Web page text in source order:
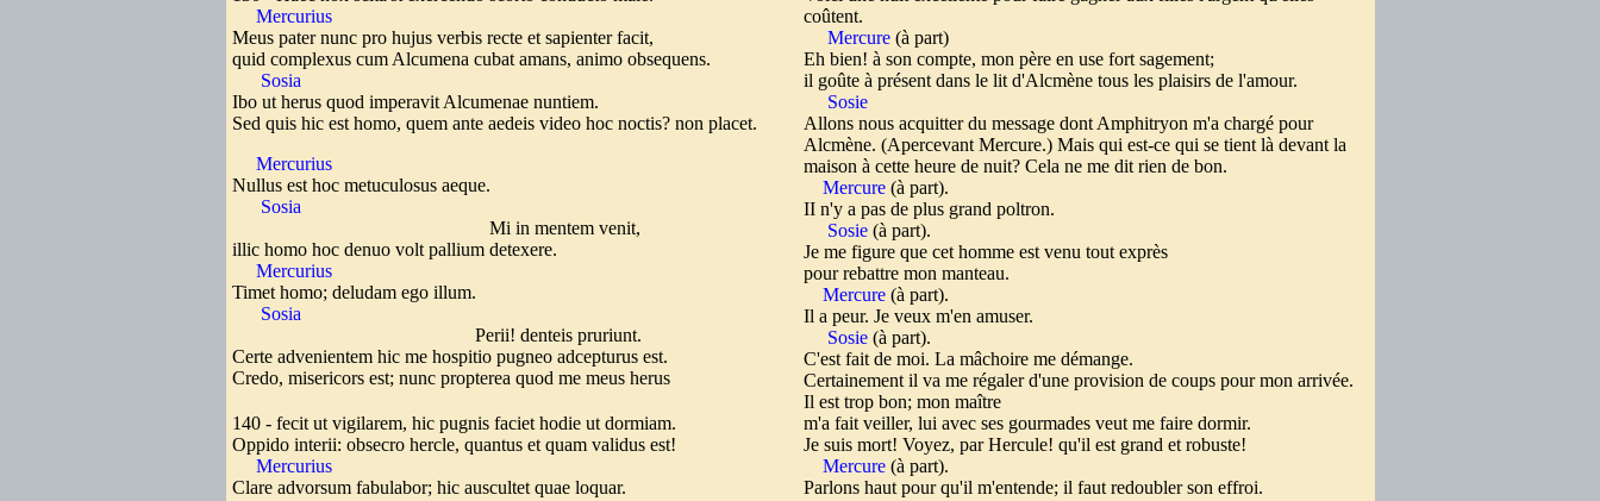
Mercurius
Meus pater nunc pro hujus verbis recte et sapienter facit,
quid complexus cum Alcumena cubat amans, animo obsequens.
Sosia
Ibo ut herus quod imperavit Alcumenae nuntiem.
Sed quis hic est homo, quem ante aedeis video hoc noctis? non placet.
Mercurius
Nullus est hoc metuculosus aeque.
Sosia
Mi in mentem venit,
illic homo hoc denuo volt pallium detexere.
Mercurius
Timet homo; deludam ego illum.
Sosia
Perii! denteis pruriunt.
Certe advenientem hic me hospitio pugneo adcepturus est.
Credo, misericors est; nunc propterea quod me meus herus
coûtent.
Mercure(à part)
Eh bien! à son compte, mon père en use fort sagement;
il goûte à présent dans le lit d'Alcmène tous les plaisirs de l'amour.
Sosie
Allons nous acquitter du message dont Amphitryon m'a chargé pour
Alcmène. (Apercevant Mercure.) Mais qui est-ce qui se tient là devant la
maison à cette heure de nuit? Cela ne me dit rien de bon.
Mercure(à part).
II n'y a pas de plus grand poltron.
Sosie(à part).
Je me figure que cet homme est venu tout exprès
pour rebattre mon manteau.
Mercure(à part).
Il a peur. Je veux m'en amuser.
Sosie(à part).
C'est fait de moi. La mâchoire me démange.
Certainement il va me régaler d'une provision de coups pour mon arrivée.
Il est trop bon; mon maître
140 - fecit ut vigilarem, hic pugnis faciet hodie ut dormiam.
Oppido interii: obsecro hercle, quantus et quam validus est!
Mercurius
Clare advorsum fabulabor; hic auscultet quae loquar.
m'a fait veiller, lui avec ses gourmades veut me faire dormir.
Je suis mort! Voyez, par Hercule! qu'il est grand et robuste!
Mercure(à part).
Parlons haut pour qu'il m'entende; il faut redoubler son effroi.